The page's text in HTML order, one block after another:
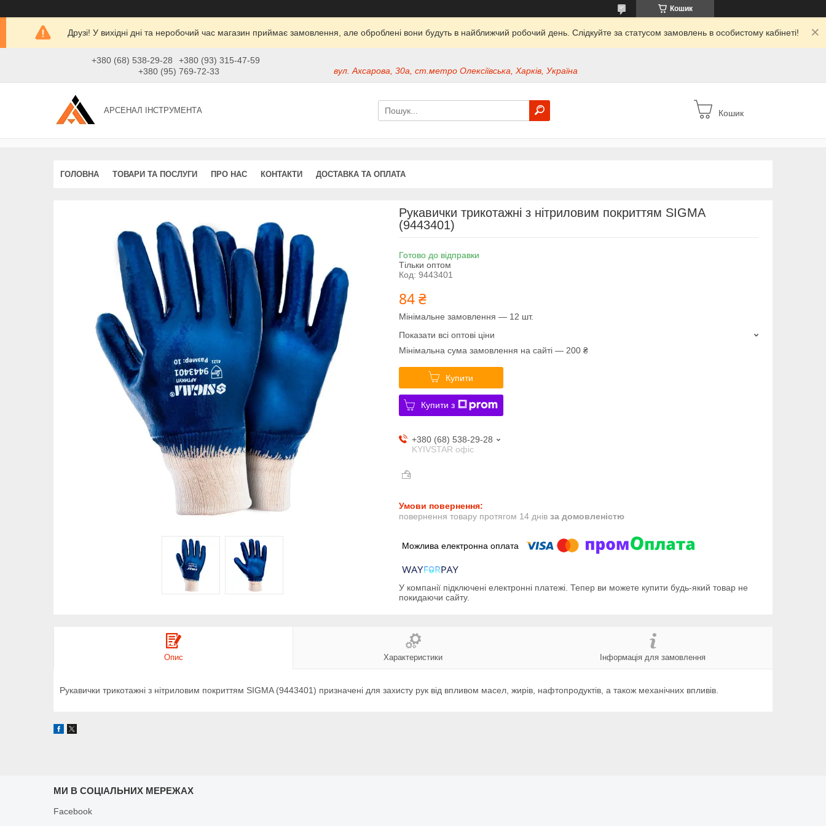
Кошик
Друзі! У вихідні дні та неробочий час магазин приймає замовлення, але оброблені вони будуть в найближчий робочий день. Слідкуйте за статусом замовлень в особистому кабінеті!
+380 (68) 538-29-28
+380 (93) 315-47-59
+380 (95) 769-72-33
вул. Ахсарова, 30а, ст.метро Олексіївська, Харків, Україна
АРСЕНАЛ ІНСТРУМЕНТА Кошик
ГОЛОВНА ТОВАРИ ТА ПОСЛУГИ ПРО НАС КОНТАКТИ ДОСТАВКА ТА ОПЛАТА
Рукавички трикотажні з нітриловим покриттям SIGMA
(9443401)
Готово до відправки
Тільки оптом
Код: 9443401
84 ₴
Мінімальне замовлення — 12 шт.
Показати всі оптові ціни
Мінімальна сума замовлення на сайті — 200 ₴
Купити
Купити з
+380 (68) 538-29-28
KYIVSTAR офіс
повернення товару протягом 14 днів за домовленістю
У компанії підключені електронні платежі. Тепер ви можете купити будь-який товар не
покидаючи сайту.
Опис Характеристики Інформація для замовлення
Рукавички трикотажні з нітриловим покриттям SIGMA (9443401) призначені для захисту рук від впливом масел, жирів, нафтопродуктів, а також механічних впливів.
МИ В СОЦІАЛЬНИХ МЕРЕЖАХ
Facebook